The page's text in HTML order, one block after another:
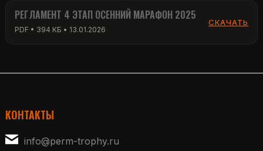
РЕГЛАМЕНТ 4 ЭТАП ОСЕННИЙ МАРАФОН 2025
КОНТАКТЫ